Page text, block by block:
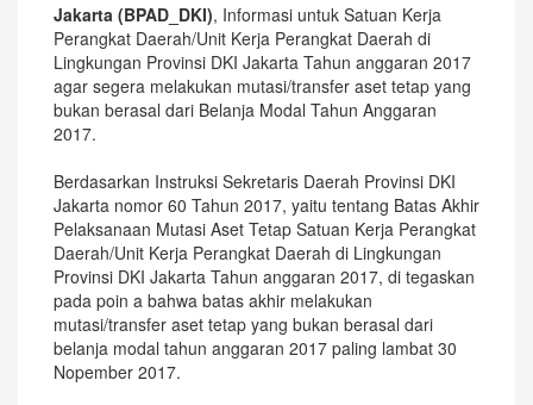
Jakarta (BPAD_DKI), Informasi untuk Satuan Kerja
Perangkat Daerah/Unit Kerja Perangkat Daerah di
Lingkungan Provinsi DKI Jakarta Tahun anggaran 2017
agar segera melakukan mutasi/transfer aset tetap yang
bukan berasal dari Belanja Modal Tahun Anggaran
2017.
Berdasarkan Instruksi Sekretaris Daerah Provinsi DKI
Jakarta nomor 60 Tahun 2017, yaitu tentang Batas Akhir
Pelaksanaan Mutasi Aset Tetap Satuan Kerja Perangkat
Daerah/Unit Kerja Perangkat Daerah di Lingkungan
Provinsi DKI Jakarta Tahun anggaran 2017, di tegaskan
pada poin a bahwa batas akhir melakukan
mutasi/transfer aset tetap yang bukan berasal dari
belanja modal tahun anggaran 2017 paling lambat 30
Nopember 2017.